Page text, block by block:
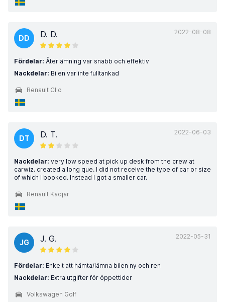
2022-08-08
DD D. D.
Fördelar: Återlämning var snabb och effektiv
Nackdelar: Bilen var inte fulltankad
Renault Clio
2022-06-03
DT D. T.
Nackdelar: very low speed at pick up desk from the crew at
carwiz. created a long que. I did not receive the type of car or size
of which I booked. Instead I got a smaller car.
Renault Kadjar
2022-05-31
JG J. G.
Fördelar: Enkelt att hämta/lämna bilen ny och ren
Nackdelar: Extra utgifter för öppettider
Volkswagen Golf